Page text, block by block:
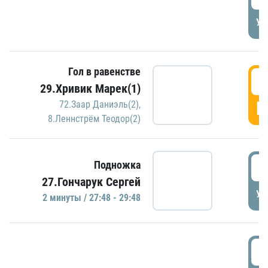
Гол в равенстве
29.Хривик Марек(1)
72.Заар Даниэль(2),
8.Леннстрём Теодор(2)
Подножка
27.Гончарук Сергей
2 минуты / 27:48 - 29:48